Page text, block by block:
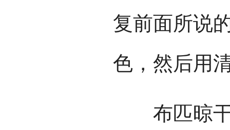
复前面所说
色，然后用
布匹晾干